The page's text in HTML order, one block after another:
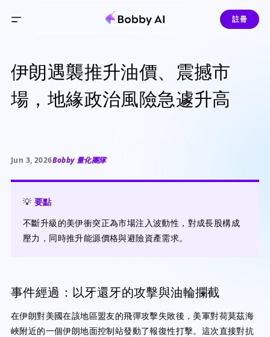
註冊
伊朗遇襲推升油價、震撼市
場，地緣政治風險急遽升高
Jun 3, 2026Bobby 量化團隊
💡 要點
不斷升級的美伊衝突正為市場注入波動性，對成長股構成
壓力，同時推升能源價格與避險資產需求。
事件經過：以牙還牙的攻擊與油輪攔截
在伊朗對美國在該地區盟友的飛彈攻擊失敗後，美軍對荷莫茲海
峽附近的一個伊朗地面控制站發動了報復性打擊。這次直接對抗